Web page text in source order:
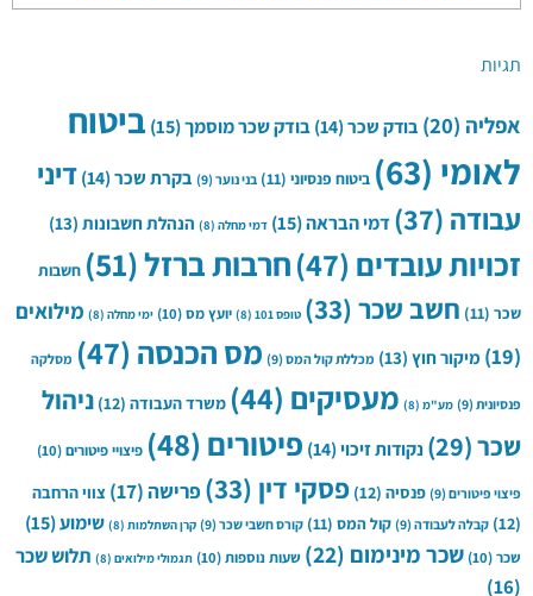
תגיות
אפליה(20) בודק שכר(14) בודק שכר מוסמך(15)
ביטוח
לאומי(63) ביטוח פנסיוני(11) בני נוער(9) בקרת שכר(14)
דיני
עבודה(37) דמי הבראה(15) דמי מחלה(8) הנהלת חשבונות(13)
זכויות עובדים(47) חרבות ברזל(51)
חשבות
שכר(11) חשב שכר(33) טופס 101 (8) יועץ מס(10) ימי מחלה(8)
מילואים
מיקור חוץ(13) מכללת קול המס(9) מס הכנסה(47) מסלקה
פנסיונית(9) מע"מ(8) מעסיקים(44) משרד העבודה(12)
ניהול
שכר(29) נקודות זיכוי(14) פיטורים(48) פיצויי פיטורים(10)
פיצוי פיטורים(9) פנסיה(12) פסקי דין(33) פרישה(17)
צווי הרחבה
קבלה לעבודה(9) קול המס(11) קורס חשבי שכר(9) קרן השתלמות(8) שימוע(15)
שכר(10) שכר מינימום(22) שעות נוספות(10) תגמולי מילואים(8)
תלוש שכר